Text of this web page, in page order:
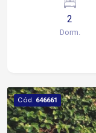
Cozinha
Condomínio bem
busca morar
2
Dorm.
Cód. 646661